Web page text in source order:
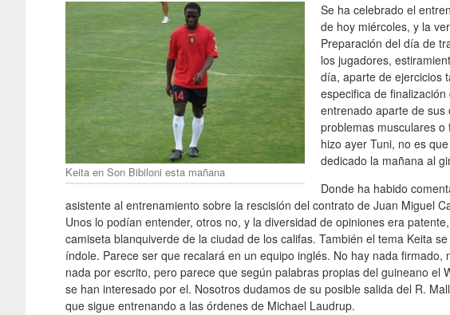
Keita en Son Bibiloni esta mañana
Se ha celebrado el
de hoy miércoles, y la
Preparación del día de
los jugadores,
día, aparte de ejercicios
especifica de
entrenado aparte de
problemas musculares
hizo ayer Tuni, no es
dedicado la mañana al
Donde ha habido
asistente al entrenamiento sobre la rescisión del contrato de Juan Miguel
Unos lo podían entender, otros no, y la diversidad de opiniones era
camiseta blanquiverde de la ciudad de los califas. También el tema Keita
índole. Parece ser que recalará en un equipo inglés. No hay nada
nada por escrito, pero parece que según palabras propias del guineano el
se han interesado por el. Nosotros dudamos de su posible salida del R.
que sigue entrenando a las órdenes de Michael Laudrup.